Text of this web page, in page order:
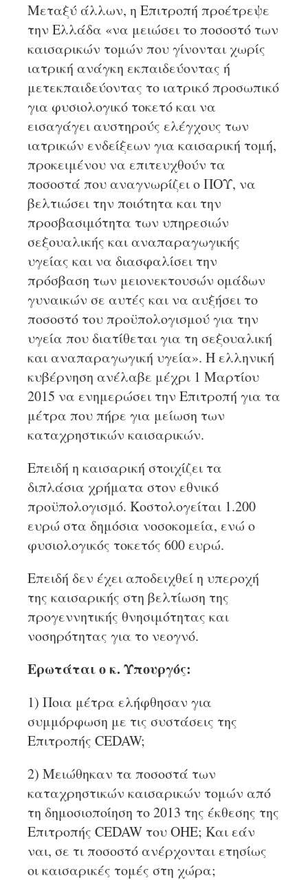
Μεταξύ άλλων, η Επιτροπή προέτρεψε
την Ελλάδα «να μειώσει το ποσοστό των
καισαρικών τομών που γίνονται χωρίς
ιατρική ανάγκη εκπαιδεύοντας ή
μετεκπαιδεύοντας το ιατρικό προσωπικό
για φυσιολογικό τοκετό και να
εισαγάγει αυστηρούς ελέγχους των
ιατρικών ενδείξεων για καισαρική τομή,
προκειμένου να επιτευχθούν τα
ποσοστά που αναγνωρίζει ο ΠΟΥ, να
βελτιώσει την ποιότητα και την
προσβασιμότητα των υπηρεσιών
σεξουαλικής και αναπαραγωγικής
υγείας και να διασφαλίσει την
πρόσβαση των μειονεκτουσών ομάδων
γυναικών σε αυτές και να αυξήσει το
ποσοστό του προϋπολογισμού για την
υγεία που διατίθεται για τη σεξουαλική
και αναπαραγωγική υγεία». Η ελληνική
κυβέρνηση ανέλαβε μέχρι 1 Μαρτίου
2015 να ενημερώσει την Επιτροπή για τα
μέτρα που πήρε για μείωση των
καταχρηστικών καισαρικών.
Επειδή η καισαρική στοιχίζει τα
διπλάσια χρήματα στον εθνικό
προϋπολογισμό. Κοστολογείται 1.200
ευρώ στα δημόσια νοσοκομεία, ενώ ο
φυσιολογικός τοκετός 600 ευρώ.
Επειδή δεν έχει αποδειχθεί η υπεροχή
της καισαρικής στη βελτίωση της
προγεννητικής θνησιμότητας και
νοσηρότητας για το νεογνό.
Ερωτάται ο κ. Υπουργός:
1) Ποια μέτρα ελήφθησαν για
συμμόρφωση με τις συστάσεις της
Επιτροπής CEDAW;
2) Μειώθηκαν τα ποσοστά των
καταχρηστικών καισαρικών τομών από
τη δημοσιοποίηση το 2013 της έκθεσης της
Επιτροπής CEDAW του ΟΗΕ; Και εάν
ναι, σε τι ποσοστό ανέρχονται ετησίως
οι καισαρικές τομές στη χώρα;